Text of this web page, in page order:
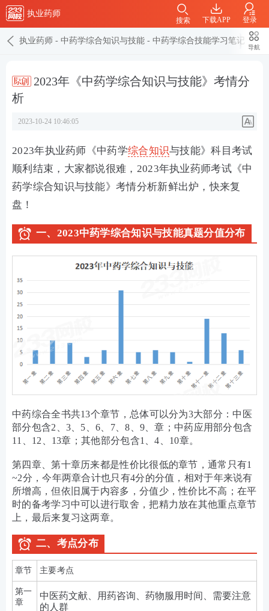
执业药师
下载APP 登录
搜索
执业药师 - 中药学综合知识与技能 - 中药学综合技能学习笔记
导航
2023年《中药学综合知识与技能》考情分
析
2023-10-24 10:46:05
2023年执业药师《中药学综合知识与技能》科目考试
顺利结束，大家都说很难，2023年执业药师考试《中
药学综合知识与技能》考情分析新鲜出炉，快来复
盘！
一、 2023中药学综合知识与技能真题分值分布
中药综合全书共13个章节，总体可以分为3大部分：中医
部分包含2、3、5、6、7、8、9、章；中药应用部分包含
11、12、13章；其他部分包含1、4、10章。
第四章、第十章历来都是性价比很低的章节，通常只有1
~2分，今年两章合计也只有4分的分值，相对于年来说有
所增高，但依旧属于内容多，分值少，性价比不高；在平
时的备考学习中可以进行取舍，把精力放在其他重点章节
上，最后来复习这两章。
二、考点分布
章节 主要考点
第一
章
中医药文献、用药咨询、药物服用时间、需要注意
的人群